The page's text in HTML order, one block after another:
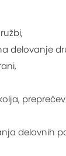
delovanje
delovnih